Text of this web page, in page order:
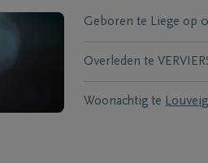
Geboren te Liege op
Overleden te
Woonachtig te